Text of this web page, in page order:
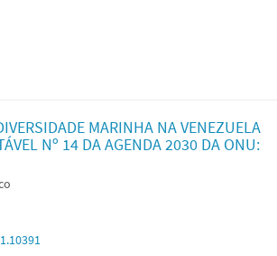
MARINHA NA VENEZUELA
Nº 14 DA AGENDA 2030 DA ONU: